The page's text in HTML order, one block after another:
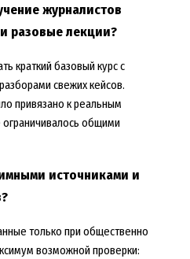
журналистов
разовые лекции?
краткий базовый курс с
свежих кейсов.
привязано к реальным
общими
источниками и
только при общественно
возможной проверки: